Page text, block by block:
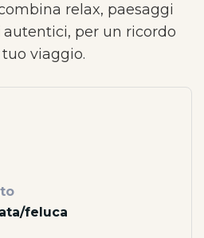
relax, paesaggi
per un ricordo
viaggio.
feluca